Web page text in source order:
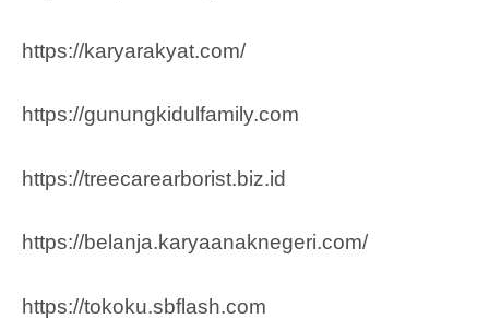
https://karyarakyat.com/
https://gunungkidulfamily.com
https://treecarearborist.biz.id
https://belanja.karyaanaknegeri.com/
https://tokoku.sbflash.com